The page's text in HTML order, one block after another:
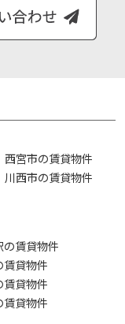
西宮市の賃貸物件
川西市の賃貸物件
の賃貸物件
賃貸物件
賃貸物件
賃貸物件